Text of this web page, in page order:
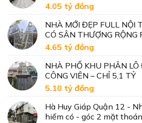
4.05 tỷ đồng
NHÀ MỚI ĐẸP FULL NỘI
CÓ SÂN THƯỢNG RỘNG
4.65 tỷ đồng
NHÀ PHỐ KHU PHÂN LÔ
CÔNG VIÊN – CHỈ 5,1 TỶ
5.10 tỷ đồng
Hà Huy Giáp Quận 12 -
hiếm có - góc 2 mặt